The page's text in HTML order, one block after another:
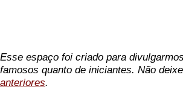
Esse espaço foi criado para
famosos quanto de iniciantes. Não
anteriores.